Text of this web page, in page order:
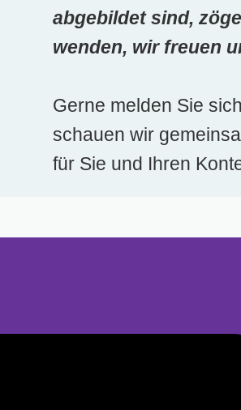
abgebildet sind,
wenden, wir freuen
Gerne melden Sie
schauen wir
für Sie und Ihren